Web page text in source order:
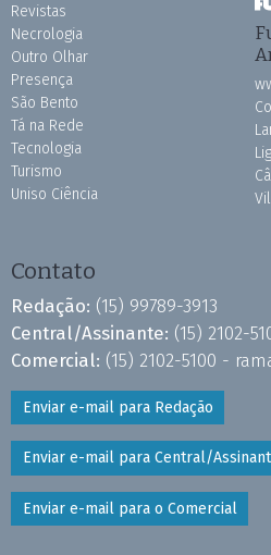
Revistas
Necrologia
Outro Olhar
Presença
São Bento
Tá na Rede
Tecnologia
Turismo
Uniso Ciência
Contato
Redação: (15) 99789-3913
Central/Assinante: (15) 2102-
Comercial: (15) 2102-5100 -
Enviar e-mail para Redação
Enviar e-mail para Central/
Enviar e-mail para o Comercial